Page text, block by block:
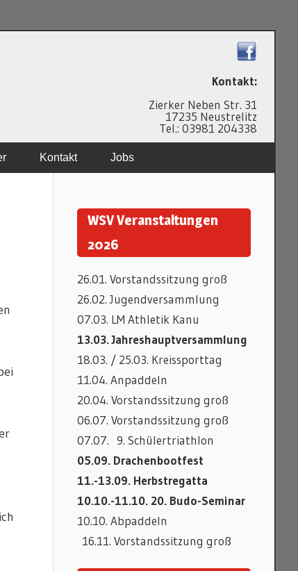
Kontakt:
Zierker Neben Str. 31
17235 Neustrelitz
Tel.: 03981 204338
Kontakt Jobs
WSV Veranstaltungen
2026
26.01. Vorstandssitzung groß
26.02. Jugendversammlung
07.03. LM Athletik Kanu
13.03. Jahreshauptversammlung
18.03. / 25.03. Kreissporttag
11.04. Anpaddeln
20.04. Vorstandssitzung groß
06.07. Vorstandssitzung groß
07.07. 9. Schülertriathlon
05.09. Drachenbootfest
11.-13.09. Herbstregatta
10.10.-11.10. 20. Budo-Seminar
10.10. Abpaddeln
16.11. Vorstandssitzung groß